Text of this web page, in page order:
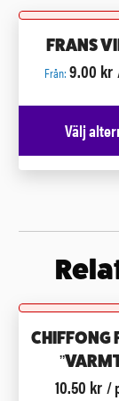
FRANS
Från:9.00 kr
Välj
CHIFFONG
10.50 kr /